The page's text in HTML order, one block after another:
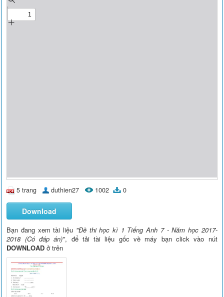
5 trang duthien27 1002 0
Download
Bạn đang xem tài liệu "Đề thi học kì 1 Tiếng Anh 7 - Năm học 2017-
2018 (Có đáp án)", để tải tài liệu gốc về máy bạn click vào nút
DOWNLOAD ở trên